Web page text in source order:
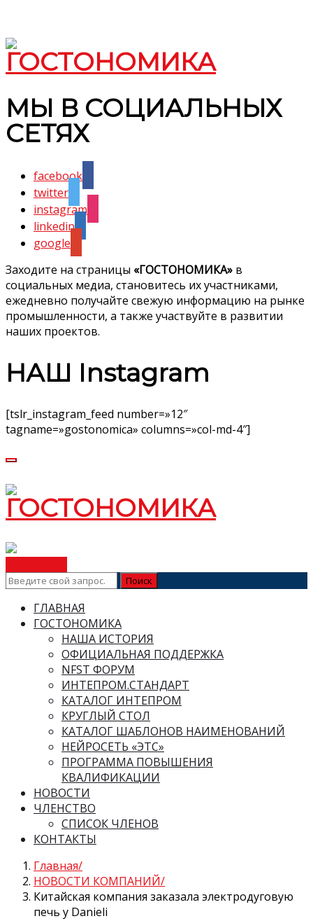
МЫ В СОЦИАЛЬНЫХ
СЕТЯХ
facebook
twitter
instagram
linkedin
google
Заходите на страницы «ГОСТОНОМИКА» в
социальных медиа, становитесь их участниками,
ежедневно получайте свежую информацию на рынке
промышленности, а также участвуйте в развитии
наших проектов.
НАШ Instagram
[tslr_instagram_feed number=»12″
tagname=»gostonomica» columns=»col-md-4″]
ГЛАВНАЯ
ГОСТОНОМИКА
НАША ИСТОРИЯ
ОФИЦИАЛЬНАЯ ПОДДЕРЖКА
NFST ФОРУМ
ИНТЕПРОМ.СТАНДАРТ
КАТАЛОГ ИНТЕПРОМ
КРУГЛЫЙ СТОЛ
КАТАЛОГ ШАБЛОНОВ НАИМЕНОВАНИЙ
НЕЙРОСЕТЬ «ЭТС»
ПРОГРАММА ПОВЫШЕНИЯ
КВАЛИФИКАЦИИ
НОВОСТИ
ЧЛЕНСТВО
СПИСОК ЧЛЕНОВ
КОНТАКТЫ
Главная
НОВОСТИ КОМПАНИЙ
Китайская компания заказала электродуговую
печь у Danieli